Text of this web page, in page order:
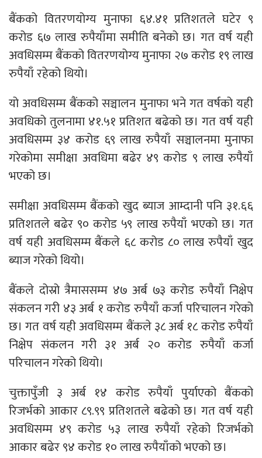
बैंकको वितरणयोग्य मुनाफा ६४.४१ प्रतिशतले घटेर ९
करोड ६७ लाख रुपैयाँमा समीति बनेको छ। गत वर्ष यही
अवधिसम्म बैंकको वितरणयोग्य मुनाफा २७ करोड १९ लाख
रुपैयाँ रहेको थियो।
यो अवधिसम्म बैंकको सञ्चालन मुनाफा भने गत वर्षको यही
अवधिको तुलनामा ४१.५१ प्रतिशत बढेको छ। गत वर्ष यही
अवधिसम्म ३४ करोड ६९ लाख रुपैयाँ सञ्चालनमा मुनाफा
गरेकोमा समीक्षा अवधिमा बढेर ४९ करोड ९ लाख रुपैयाँ
भएको छ।
समीक्षा अवधिसम्म बैंकको खुद ब्याज आम्दानी पनि ३१.६६
प्रतिशतले बढेर ९० करोड ५९ लाख रुपैयाँ भएको छ। गत
वर्ष यही अवधिसम्म बैंकले ६८ करोड ८० लाख रुपैयाँ खुद
ब्याज गरेको थियो।
बैंकले दोस्रो त्रैमाससम्म ४७ अर्ब ७३ करोड रुपैयाँ निक्षेप
संकलन गरी ४३ अर्ब १ करोड रुपैयाँ कर्जा परिचालन गरेको
छ। गत वर्ष यही अवधिसम्म बैंकले ३८ अर्ब १८ करोड रुपैयाँ
निक्षेप संकलन गरी ३१ अर्ब २० करोड रुपैयाँ कर्जा
परिचालन गरेको थियो।
चुक्तापुँजी ३ अर्ब १४ करोड रुपैयाँ पुर्याएको बैंकको
रिजर्भको आकार ८९.९९ प्रतिशतले बढेको छ। गत वर्ष यही
अवधिसम्म ४९ करोड ५३ लाख रुपैयाँ रहेको रिजर्भको
आकार बढेर ९४ करोड १० लाख रुपैयाँको भएको छ।